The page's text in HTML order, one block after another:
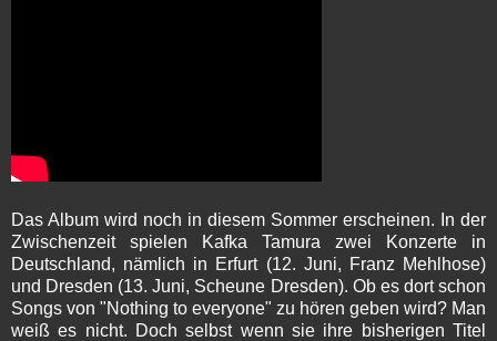
Das Album wird noch in diesem Sommer erscheinen. In der
Zwischenzeit spielen Kafka Tamura zwei Konzerte in
Deutschland, nämlich in Erfurt (12. Juni, Franz Mehlhose)
und Dresden (13. Juni, Scheune Dresden). Ob es dort schon
Songs von "Nothing to everyone" zu hören geben wird? Man
weiß es nicht. Doch selbst wenn sie ihre bisherigen Titel